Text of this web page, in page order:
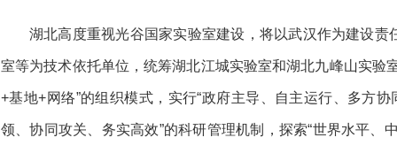
湖北高度重视光谷国家实验室建设，将以武汉作为建设
室等为技术依托单位，统筹湖北江城实验室和湖北九峰山实验
+基地+网络”的组织模式，实行“政府主导、自主运行、多方
领、协同攻关、务实高效”的科研管理机制，探索“世界水平、